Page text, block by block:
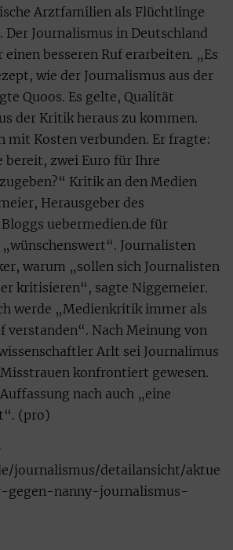
Arztfamilien als Flüchtlinge
Der Journalismus in Deutschland
einen besseren Ruf erarbeiten. „Es
wie der Journalismus aus der
Quoos. Es gelte, Qualität
der Kritik heraus zu kommen.
mit Kosten verbunden. Er fragte:
bereit, zwei Euro für Ihre
Kritik an den Medien
Herausgeber des
uebermedien.de für
Journalisten
warum „sollen sich Journalisten
kritisieren“, sagte Niggemeier.
werde „Medienkritik immer als
verstanden“. Nach Meinung von
Arlt sei Journalimus
konfrontiert gewesen.
nach auch „eine
(pro)
journalismus/detailansicht/aktue
gegen-nanny-journalismus-